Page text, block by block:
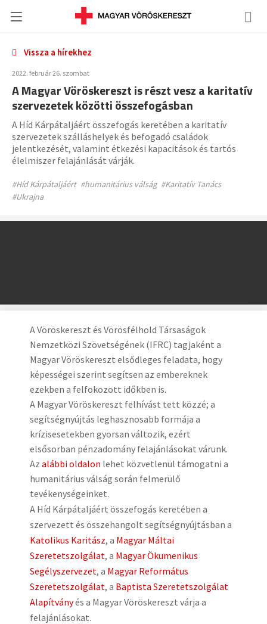
Vissza a hírekhez
2022. február 26. szombat
A Magyar Vöröskereszt is részt vesz a karitatív
szervezetek közötti összefogásban
A Híd Kárpátaljáért összefogás keretében a karitatív
szervezetek szálláshelyek és befogadó családok
jelentkezését, valamint étkezési kapacitások és tartós
élelmiszer felajánlását várják.
#Híd Kárpátaljáért #humanitárius válság #Karitatív Tanács
#Ukrajna
A Vöröskereszt és Vörösfélhold Társaságok
Nemzetközi Szövetségének (IFRC) tagjaként a
Magyar Vöröskereszt elsődleges feladata, hogy
képességei szerint segítsen az embereknek
ezekben a felfokozott időkben is.
A Magyar Vöröskereszt felhívást tett közzé; a
segítségnyújtás leghasznosabb formája a
krízisesetekben gyorsan változik, ezért
elsősorban pénzadomány felajánlásokat várunk.
Az alábbi oldalon lehet közvetlenül támogatni a
humanitárius válság során felmerülő
tevékenységeinket.
A Híd Kárpátaljáért összefogás keretében a
szervezett és összehangolt segítségnyújtásban a
Katolikus Karitász, a Magyar Máltai
Szeretetszolgálat, a Magyar Ökumenikus
Segélyszervezet, a Magyar Református
Szeretetszolgálat, a Baptista Szeretetszolgálat
Alapítványés a Magyar Vöröskereszt várja a
felajánlásokat.